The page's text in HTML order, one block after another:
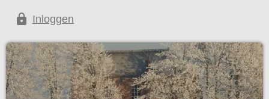
lock Inloggen